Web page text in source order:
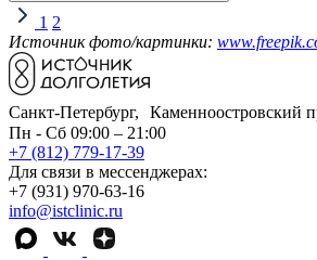
1 2
Источник фото/картинки:
Санкт-Петербург, Каменноостровский
Пн - Сб 09:00 – 21:00
+7 (812) 779-17-39
Для связи в мессенджерах:
+7 (931) 970-63-16
info@istclinic.ru